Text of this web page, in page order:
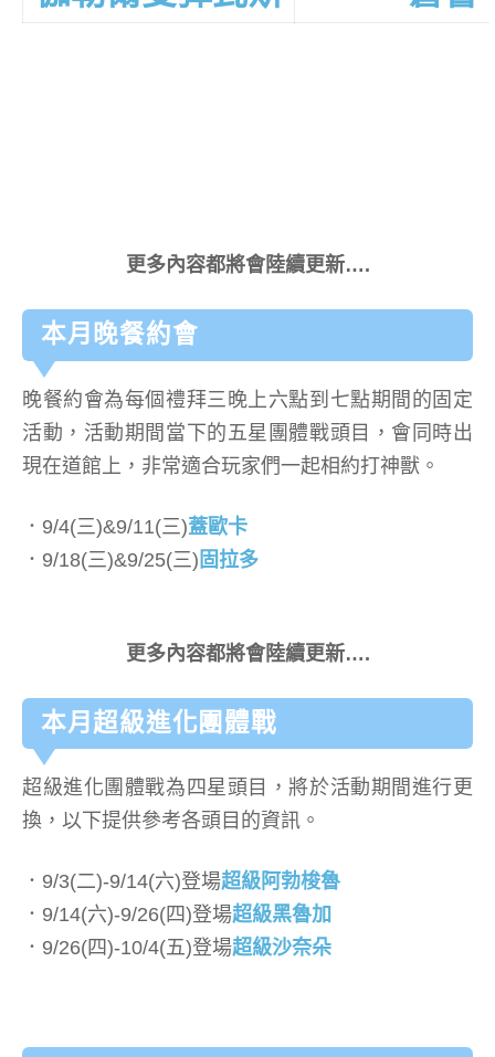
更多內容都將會陸續更新….
本月晚餐約會
晚餐約會為每個禮拜三晚上六點到七點期間的固定
活動，活動期間當下的五星團體戰頭目，會同時出
現在道館上，非常適合玩家們一起相約打神獸。
．9/4(三)&9/11(三)蓋歐卡
．9/18(三)&9/25(三) 固拉多
更多內容都將會陸續更新….
本月超級進化團體戰
超級進化團體戰為四星頭目，將於活動期間進行更
換，以下提供參考各頭目的資訊。
．9/3(二)-9/14(六)登場超級阿勃梭魯
．9/14(六)-9/26(四)登場超級黑魯加
．9/26(四)-10/4(五)登場超級沙奈朵